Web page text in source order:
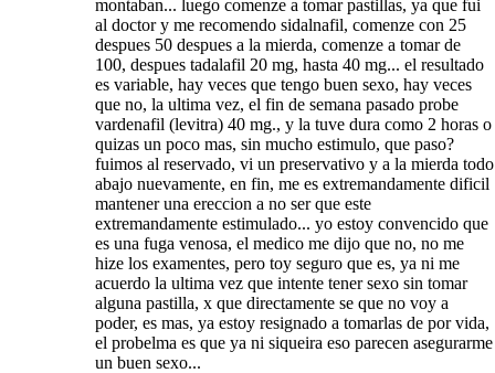
montaban... luego comenze a tomar pastillas, ya que fui
al doctor y me recomendo sidalnafil, comenze con 25
despues 50 despues a la mierda, comenze a tomar de
100, despues tadalafil 20 mg, hasta 40 mg... el resultado
es variable, hay veces que tengo buen sexo, hay veces
que no, la ultima vez, el fin de semana pasado probe
vardenafil (levitra) 40 mg., y la tuve dura como 2 horas o
quizas un poco mas, sin mucho estimulo, que paso?
fuimos al reservado, vi un preservativo y a la mierda todo
abajo nuevamente, en fin, me es extremandamente dificil
mantener una ereccion a no ser que este
extremandamente estimulado... yo estoy convencido que
es una fuga venosa, el medico me dijo que no, no me
hize los examentes, pero toy seguro que es, ya ni me
acuerdo la ultima vez que intente tener sexo sin tomar
alguna pastilla, x que directamente se que no voy a
poder, es mas, ya estoy resignado a tomarlas de por vida,
el probelma es que ya ni siqueira eso parecen asegurarme
un buen sexo...